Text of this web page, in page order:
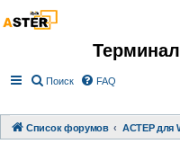
Поиск FAQ
Список форумов АСТЕР для